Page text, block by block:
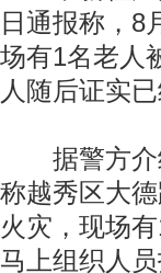
日通报称，8
场有1名老人
人随后证实已
据警方介绍
称越秀区大
火灾，现场
马上组织人员